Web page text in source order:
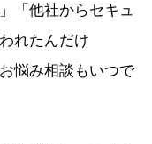
「他社からセキュ
れたんだけ
悩み相談もいつで